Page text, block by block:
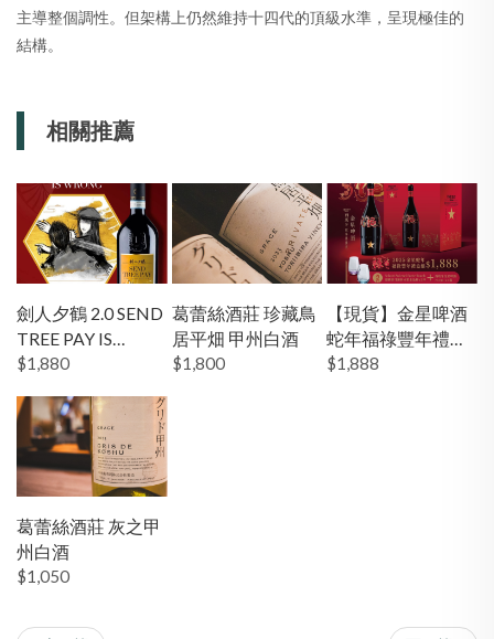
主導整個調性。但架構上仍然維持十四代的頂級水準，呈現極佳的
結構。
相關推薦
劍人夕鶴 2.0 SEND
TREE PAY IS
WRONG
$1,880
葛蕾絲酒莊 珍藏鳥
居平畑 甲州白酒
$1,800
【現貨】金星啤酒
蛇年福祿豐年禮盒
組（含蔡司水彩水
$1,888
葛蕾絲酒莊 灰之甲
州白酒
$1,050